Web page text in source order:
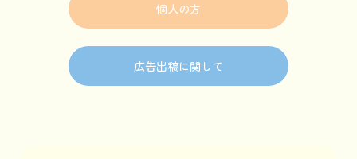
個人の方
広告出稿に関して